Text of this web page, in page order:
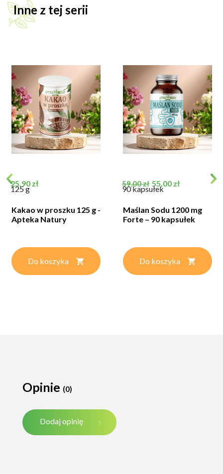
Inne z tej serii
Cena
25,90 zł
125 g
Kakao w proszku 125 g -
Apteka Natury
Do koszyka
Cena podstawowa
59,00 zł Cena
55,00 zł
90 kapsułek
Maślan Sodu 1200 mg
Forte – 90 kapsułek
Do koszyka
Opinie (0)
Dodaj opinię